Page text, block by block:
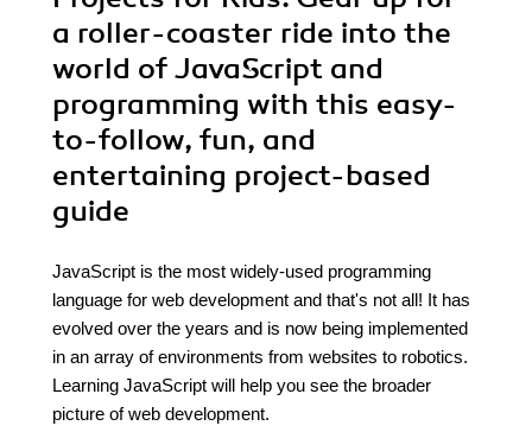
a roller-coaster ride into the
world of JavaScript and
programming with this easy-
to-follow, fun, and
entertaining project-based
guide
JavaScript is the most widely-used programming
language for web development and that's not all! It has
evolved over the years and is now being implemented
in an array of environments from websites to robotics.
Learning JavaScript will help you see the broader
picture of web development.